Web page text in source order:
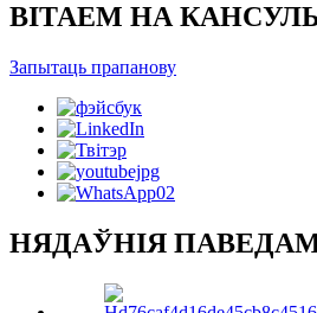
ВІТАЕМ НА
Запытаць прапанову
НЯДАЎНІЯ